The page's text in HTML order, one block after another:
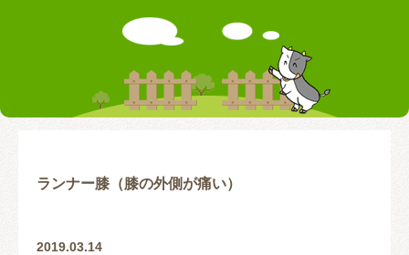
お知らせ
リアライン（骨盤矯正） トレーニング指導
ランナー膝（膝の外側が痛い）
2019.03.14